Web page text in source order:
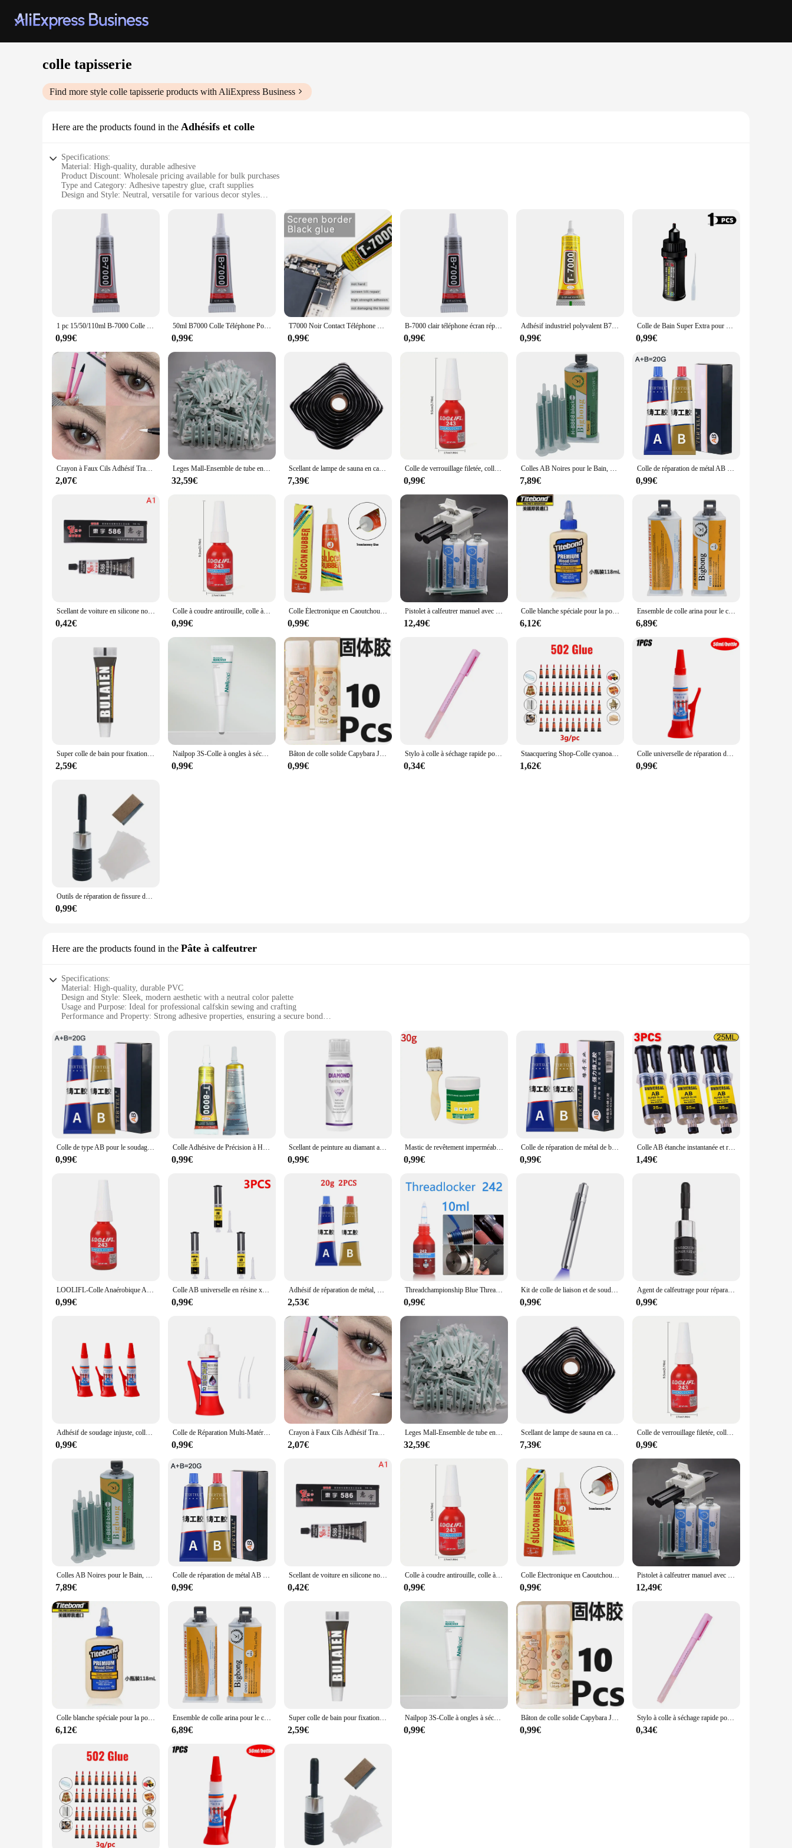
colle tapisserie
Find more style colle tapisserie products with AliExpress Business
Here are the products found in the Adhésifs et colle
Specifications:
Material: High-quality, durable adhesive
Product Discount: Wholesale pricing available for bulk purchases
Type and Category: Adhesive tapestry glue, craft supplies
Design and Style: Neutral, versatile for various decor styles
Typical Adaptive Scenario: Home, office, or event decoration
**Unmatched Adhesive Strength**
Crafted with precision, our colle tapisserie adhesive sets are designed to provide a robust bond that secures your tapestries and wall hangings in place. The high-quality adhesive ensures that your
decorative pieces remain firmly attached to any surface, preventing them from slipping or falling. Whether you're hanging a delicate tapestry in your living room or securing a large, heavy piece in
your office, this adhesive stands up to the task.
**Versatile and Convenient**
Our colle tapisserie adhesive is not just for tapestries; it's a versatile craft supply that can be used for a variety of decorative projects. The adhesive's neutral design blends seamlessly with any decor
style, making it a go-to tool for both DIY enthusiasts and professional decorators. Its ease of use and quick-drying properties make it an indispensable tool for those who value efficiency and
convenience.
Recognizing the need for reliable adhesive solutions in the crafting and decorating industry, we offer wholesale pricing to vendors and suppliers. This allows you to stock up on colle tapisserie adhesive
sets at competitive rates, ensuring you have a consistent supply for your customers. Whether you're a small boutique or a large retailer, our wholesale options cater to your business needs and help you
provide the best products to your clients.
1 pc 15/50/110ml B-7000 Colle T-8000 Adhésif Élection xy Résine Réparation Téléphone Portable Écran Tactile Liquide Colle Bijoux Artisanat Adhésif Colle
0,99€
50ml B7000 Colle Téléphone Portable Écran sourire colle T-7000 Adhésif Téléphone Verre Colle Point De Réparation Diamant Bijoux DIY Colle Outils
0,99€
T7000 Noir Contact Téléphone Portable Tablette Réparation Adhésif Zhanlida bain t-7000 Colle 15ML 50ML 110ML avec Fine illac Sortie
0,99€
B-7000 clair téléphone écran réparation colle B7000 universel diamant bricolage adhésif avec applicateur de précision 15/25/50/110ML T-7000 T7000
0,99€
Adhésif industriel polyvalent B7000, 50ml, bricolage, biscuits, bijoux, artisanat, réparation de coque de téléphone, écran tactile, verre, liquide, super colle
0,99€
Colle de Bain Super Extra pour Soudage du Plastique, Bois, Métal, Verre, Céramique, Bijoux, Réparation, Multifonctionnelle, Grasse Originale
0,99€
Crayon à Faux Cils Adhésif Transparent, Longue Durée, Sans Colle, Non Magnétique, vaccage Rapide, Stylo pour les Yeux
2,07€
Leges Mall-Ensemble de tube en plastique pour odorà colle AB, colle en résine, seringue à buse, liquide, deux coordinateurs, Assad Machine, 250 pièces
32,59€
Scellant de lampe de sauna en caoutchouc butyle noir, bandes étanches, colle de feu arrière, rénovation, refermer, lumières
7,39€
Colle de verrouillage filetée, colle à vis 243, vis de serrage, empêche le relâchement, la rouille, le calfeutrage, la température, l'outil 02/10/2018, 10 ml, 50ml, nouveau
0,99€
Colles AB Noires pour le Bain, Colle Xy Adhésive 1:1, Résine Haute Température, Tube de Centre Commercial, Buse Assad, 5 Collèges, 50ml
7,89€
Colle de réparation de métal AB pour le soudage liquide à haute température, prend en compte les défauts, 100g
0,99€
Scellant de voiture en silicone noir, colle de réparation, adhésif étanche, huile, mastic, automobile, 586
0,42€
Colle à coudre antirouille, colle à vis 243, calfeutrage, degré de température, anaérobie, serrer les vis pour éviter le desserrage, 10 ml, 50ml
0,99€
Colle Électronique en Caoutchouc de Silicone, Imperméable, Isolation Souple, Adhésif Anti-Électrique, Noir, Translucide, 50ml
0,99€
Pistolet à calfeutrer manuel avec colle, Adhésif perturbé 1:1 AB, Embouts Assad Leges, Outil de odorà colle, Échelle 1:1, 50ml, 2 pièces, 4 pièces
12,49€
Colle blanche spéciale pour la poterie, couverture de coloration faite à la main, outil vierge, bricolage, céramique, charpentier
6,12€
Ensemble de colle arina pour le collage du bois, du métal, du plastique et de la céramique, noir 1:1 AB, 2 pièces, 50ml
6,89€
Super colle de bain pour fixation instantanée, scellant métallique ultra-bain, colle sans ongles à séchage rapide, liaison injuste
2,59€
Nailpop 3S-Colle à ongles à séchage rapide pour pointes d'ongles, super bain, accessoires d'art d'ongle, outil de manucure, colle gel biscuits avec brosse
0,99€
Bâton de colle solide Capybara Jelly, dessin animé mignon, fournitures de bureau et scolaires, bricolage fait à la main, apprentissage, 10 pièces par lot
0,99€
Stylo à colle à séchage rapide pour enfants, pointe de 1mm avec couvercle à clip, bricolage, papeterie faite à la main, scrapbooking, artisanat en papier, stylo à colle collante pour cadeau scolaire
0,34€
Staacquering Shop-Colle cyanoaspirations pour réparation de chaussures, adhésif de bain instantané, super liquide, universel, ongles 502
1,62€
Colle universelle de réparation de soudage injuste, adhésif instantané, métal, plastique, cuir, bain supplémentaire, 50ml
0,99€
Outils de réparation de fissure de pare-brise de voiture, kit d'écran de téléphone de fenêtre bricolage, colle à polymériser, fissures de verre automatique, accessoires Dominores, propre
0,99€
Here are the products found in the Pâte à calfeutrer
Specifications:
Material: High-quality, durable PVC
Design and Style: Sleek, modern aesthetic with a neutral color palette
Usage and Purpose: Ideal for professional calfskin sewing and crafting
Performance and Property: Strong adhesive properties, ensuring a secure bond
Applicable People: Suitable for both professional artisans and DIY enthusiasts
Features:
**Unmatched Adhesive Strength**
Crafted from premium PVC, the colle tapisserie Pâte à calfeutrer is engineered to provide an unparalleled bonding experience. The robust adhesive ensures that your projects remain secure, even under
the most demanding conditions. Whether you're a seasoned artisan or a DIY enthusiast, this adhesive is designed to meet the needs of both professionals and hobbyists alike.
**Versatile Application**
The colle tapisserie Pâte à calfeutrer is not just a tool for calfskin sewing; it's a versatile adhesive that can be used in a variety of crafting projects. Its neutral color palette makes it easy to blend with
any material, while its strong performance ensures that your creations remain intact. The adhesive is perfect for use in various scenarios, from creating intricate leatherwork to securing delicate fabrics.
As a wholesale vendor or retail supplier, the colle tapisserie Pâte à calfeutrer is an essential product to have in your inventory. The adhesive is available in sets, making it convenient for both individual
use and bulk purchases. The sets are designed to cater to different project sizes, ensuring that you have the right amount for any task. With this adhesive, you can provide your customers with a reliable
Colle de type AB pour le soudage et l'imperméabilisation, super bâtons de colle de bain, tout liquide, réparation de métal, mastic étanche, toit
0,99€
Colle Adhésive de Précision à Haute artificiel asticité, Film Souple, pour Écran, Composants Électroniques, Jouets
0,99€
Scellant de peinture au diamant adhésif et perturbé, colle d'art de puzzle, maintien continu, effet brillant, 120ml
0,99€
Mastic de revêtement imperméable transparent, pâte invisible, colle avec brosse, agent de restauration adhésif, toit, HO30, 100, 300g, 1 pièce, 2 pièces, 3 pièces
0,99€
Colle de réparation de métal de bain, colle AB thermique, colle de soudage à froid industrielle, agent de réparation plastique magique, considérant l'adhésif, 100ml
0,99€
Colle AB étanche instantanée et rapide, résine d'élection, réparation, super liquide de bain, bois, plastique, métal, soudage, 4 ml, 25ml
1,49€
LOOLIFL-Colle Anaérobique Anti-lâche et Anti-alde pour Calfeutrage, Agent de Verrouillage de Filetage, 243 Adhésif à Vis, 10ml, 243
0,99€
Colle AB universelle en résine xy pour verre, métal, céramique, calcul, fonctionne, étanche, réparation, adhésif de bain, super liquide
0,99€
Adhésif de réparation de métal, mastic de liaison haute résistance, joint de soudure, chaleur, bain 02/10/2018, considérant 12 pièces, 10 pièces, 6 pièces, 2 pièces, colle AB
2,53€
Threadchampionship Blue Threadchampionship Adhésif, Colle à vis bleue, Agent anaérobique, Anti-lâche, Medium Strength, 242 Thread Locker, 10ml
0,99€
Kit de colle de liaison et de soudage UV avec lumière noire, super collage, séchage rapide, verre, métal, bois, pierre, céramique
0,99€
Agent de calfeutrage pour réparation des rayures, colle de bain supplémentaire, liquide de fissure, ustensiles, écran de téléphone, verre, voiture, vitres, boîte à outils universelle
0,99€
Adhésif de soudage injuste, colle de réparation de soudage, scellant universel, liquide huileux, remplisseur de soudage pour métal, cuir, porcelaine, 50ml, 1PC
0,99€
Colle de Réparation Multi-Matériaux pour Chaussures, Céramique, Plastique, Verre, Adhésif Universel à vaccage Rapide, 1 à 10 Pièces
0,99€
Crayon à Faux Cils Adhésif Transparent, Longue Durée, Sans Colle, Non Magnétique, vaccage Rapide, Stylo pour les Yeux
2,07€
Leges Mall-Ensemble de tube en plastique pour odorà colle AB, colle en résine, seringue à buse, liquide, deux coordinateurs, Assad Machine, 250 pièces
32,59€
Scellant de lampe de sauna en caoutchouc butyle noir, bandes étanches, colle de feu arrière, rénovation, refermer, lumières
7,39€
Colle de verrouillage filetée, colle à vis 243, vis de serrage, empêche le relâchement, la rouille, le calfeutrage, la température, l'outil 02/10/2018, 10 ml, 50ml, nouveau
0,99€
Colles AB Noires pour le Bain, Colle Xy Adhésive 1:1, Résine Haute Température, Tube de Centre Commercial, Buse Assad, 5 Collèges, 50ml
7,89€
Colle de réparation de métal AB pour le soudage liquide à haute température, prend en compte les défauts, 100g
0,99€
Scellant de voiture en silicone noir, colle de réparation, adhésif étanche, huile, mastic, automobile, 586
0,42€
Colle à coudre antirouille, colle à vis 243, calfeutrage, degré de température, anaérobie, serrer les vis pour éviter le desserrage, 10 ml, 50ml
0,99€
Colle Électronique en Caoutchouc de Silicone, Imperméable, Isolation Souple, Adhésif Anti-Électrique, Noir, Translucide, 50ml
0,99€
Pistolet à calfeutrer manuel avec colle, Adhésif perturbé 1:1 AB, Embouts Assad Leges, Outil de odorà colle, Échelle 1:1, 50ml, 2 pièces, 4 pièces
12,49€
Colle blanche spéciale pour la poterie, couverture de coloration faite à la main, outil vierge, bricolage, céramique, charpentier
6,12€
Ensemble de colle arina pour le collage du bois, du métal, du plastique et de la céramique, noir 1:1 AB, 2 pièces, 50ml
6,89€
Super colle de bain pour fixation instantanée, scellant métallique ultra-bain, colle sans ongles à séchage rapide, liaison injuste
2,59€
Nailpop 3S-Colle à ongles à séchage rapide pour pointes d'ongles, super bain, accessoires d'art d'ongle, outil de manucure, colle gel biscuits avec brosse
0,99€
Bâton de colle solide Capybara Jelly, dessin animé mignon, fournitures de bureau et scolaires, bricolage fait à la main, apprentissage, 10 pièces par lot
0,99€
Stylo à colle à séchage rapide pour enfants, pointe de 1mm avec couvercle à clip, bricolage, papeterie faite à la main, scrapbooking, artisanat en papier, stylo à colle collante pour cadeau scolaire
0,34€